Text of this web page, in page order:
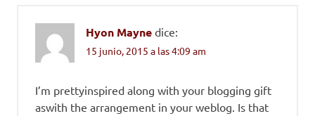
Hyon Mayne dice:
15 junio, 2015 a las 4:09 am
I’m prettyinspired along with your blogging gift
aswith the arrangement in your weblog. Is that